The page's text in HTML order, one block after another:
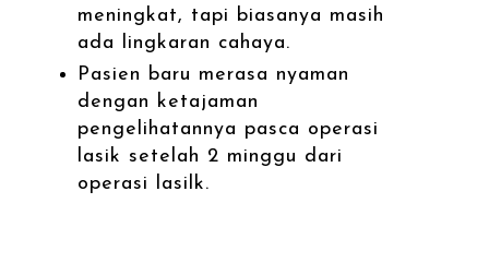
meningkat, tapi biasanya masih
ada lingkaran cahaya.
Pasien baru merasa nyaman
dengan ketajaman
pengelihatannya pasca operasi
lasik setelah 2 minggu dari
operasi lasilk.